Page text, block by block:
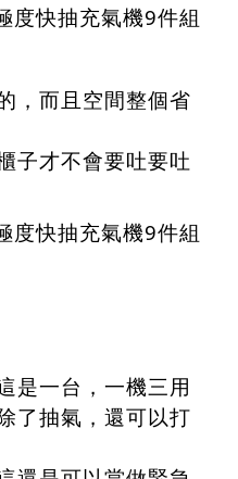
，而且空間整個省
子才不會要吐要吐
是一台，一機三用
了抽氣，還可以打